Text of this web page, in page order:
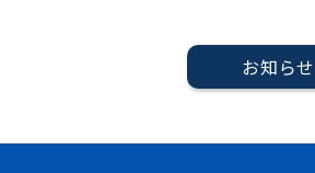
お知ら